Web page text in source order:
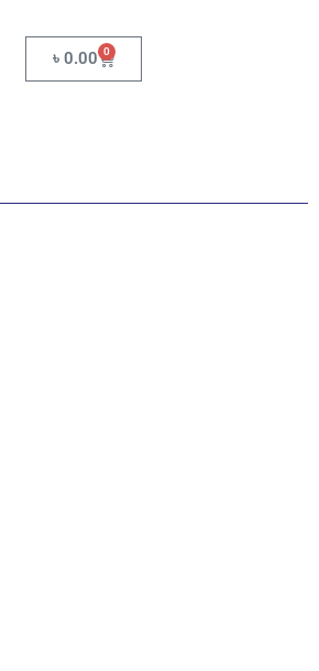
৳ 0.00 0